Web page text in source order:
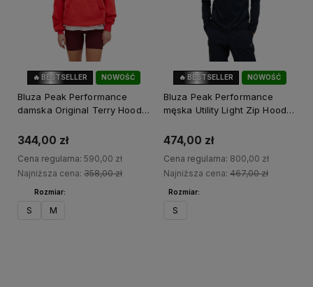
NOWOŚĆ
🔥 BESTSELLER
Bluza Peak Performance
damska Original Terry Hood
344,00 zł
Cena regularna: 590,00 zł
Najniższa cena: 358,00 zł
Rozmiar:
S M
NOWOŚĆ
🔥 BESTSELLER
Bluza Peak Performance
męska Utility Light Zip Hood
474,00 zł
Cena regularna: 800,00 zł
Najniższa cena: 467,00 zł
Rozmiar:
S